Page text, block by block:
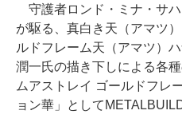
守護者ロンド・ミナ・サハ
が駆る、真白き天（アマツ
ルドフレーム天（アマツ）
潤一氏の描き下しによる各
ムアストレイ ゴールドフレ
ョン華」として